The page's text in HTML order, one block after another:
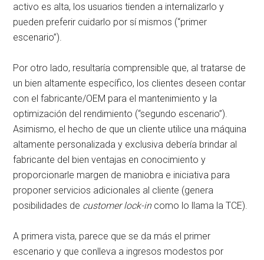
activo es alta, los usuarios tienden a internalizarlo y
pueden preferir cuidarlo por sí mismos (“primer
escenario”).
Por otro lado, resultaría comprensible que, al tratarse de
un bien altamente específico, los clientes deseen contar
con el fabricante/OEM para el mantenimiento y la
optimización del rendimiento (“segundo escenario”).
Asimismo, el hecho de que un cliente utilice una máquina
altamente personalizada y exclusiva debería brindar al
fabricante del bien ventajas en conocimiento y
proporcionarle margen de maniobra e iniciativa para
proponer servicios adicionales al cliente (genera
posibilidades de customer lock-incomo lo llama la TCE).
A primera vista, parece que se da más el primer
escenario y que conlleva a ingresos modestos por